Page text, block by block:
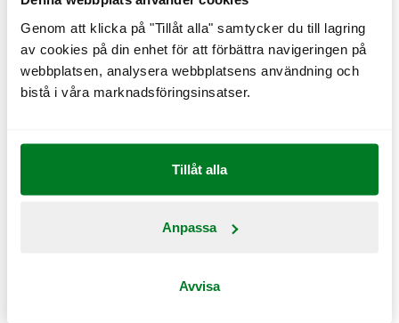
Genom att klicka på "Tillåt alla" samtycker du till lagring
av cookies på din enhet för att förbättra navigeringen på
webbplatsen, analysera webbplatsens användning och
bistå i våra marknadsföringsinsatser.
Tillåt alla
Anpassa
Avvisa
växa tillsammans med MAX, det är en magisk
känsla att se sina anställda utvecklas och göra
sina egna resor precis som jag en gång gjorde. I
mitt arbete är jag väldigt mån om att engagera
att så många drivna och duktiga personer valde
Öppningsceremonin sker den 26 oktober klockan
tillsammans med Christoffer Bergfors, vice